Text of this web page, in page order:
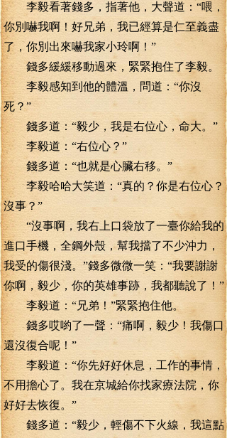
李毅看著錢多，指著他，大聲道：“喂，
你別嚇我啊！好兄弟，我已經算是仁至義盡
了，你別出來嚇我家小玲啊！”
錢多緩緩移動過來，緊緊抱住了李毅。
李毅感知到他的體溫，問道：“你沒
死？”
錢多道：“毅少，我是右位心，命大。”
李毅道：“右位心？”
錢多道：“也就是心臟右移。”
李毅哈哈大笑道：“真的？你是右位心？
沒事？”
“沒事啊，我右上口袋放了一臺你給我的
進口手機，全鋼外殼，幫我擋了不少沖力，
我受的傷很淺。”錢多微微一笑：“我要謝謝
你啊，毅少，你的英雄事跡，我都聽說了！”
李毅道：“兄弟！”緊緊抱住他。
錢多哎喲了一聲：“痛啊，毅少！我傷口
還沒復合呢！”
李毅道：“你先好好休息，工作的事情，
不用擔心了。我在京城給你找家療法院，你
好好去恢復。”
錢多道：“毅少，輕傷不下火線，我這點